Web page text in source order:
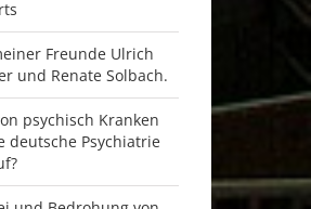
Freunde Ulrich
und Renate Solbach.
psychisch Kranken
deutsche Psychiatrie